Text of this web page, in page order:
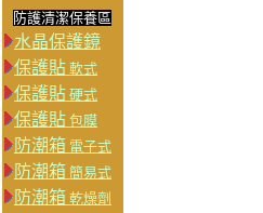
防護清潔保養區
水晶保護鏡
保護貼 軟式
保護貼 硬式
保護貼 包膜
防潮箱 電子式
防潮箱 簡易式
防潮箱 乾燥劑